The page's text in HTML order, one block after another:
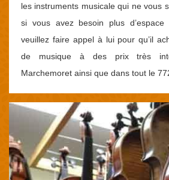
les instruments musicale qui ne vous
si vous avez besoin plus d’espace
veuillez faire appel à lui pour qu’il
de musique à des prix très
Marchemoret ainsi que dans tout le